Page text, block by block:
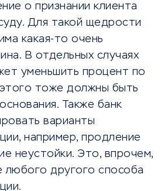
о признании клиента
Для такой щедрости
какая-то очень
В отдельных случаях
уменьшить процент по
тоже должны быть
Также банк
варианты
например, продление
неустойки. Это, впрочем,
любого другого способа